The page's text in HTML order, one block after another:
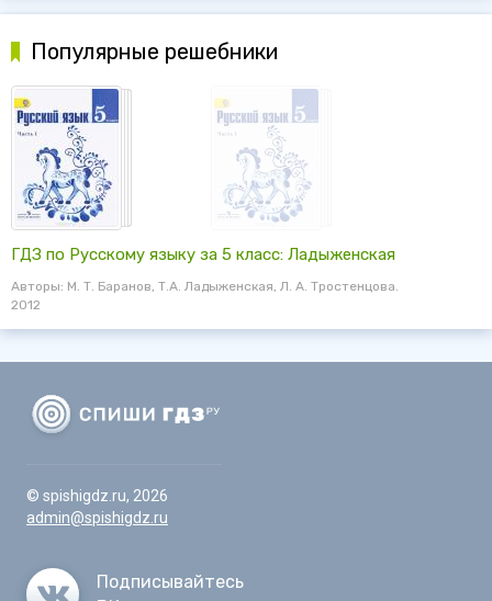
Популярные решебники
ГДЗ по Русскому языку за 5 класс: Ладыженская
Авторы: М. Т. Баранов, Т.А. Ладыженская, Л. А. Тростенцова.
2012
© spishigdz.ru, 2026
admin@spishigdz.ru
Подписывайтесь